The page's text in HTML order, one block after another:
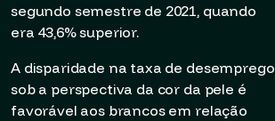
segundo semestre de 2021, quando
era 43,6% superior.
A disparidade na taxa de desemprego
sob a perspectiva da cor da pele é
favorável aos brancos em relação